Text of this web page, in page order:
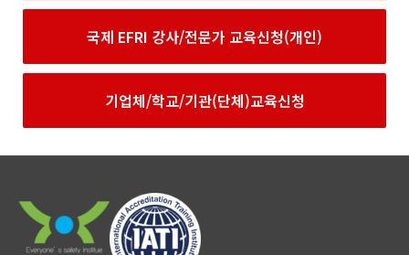
국제 EFRI 강사/전문가 교육신청(개인)
기업체/학교/기관(단체)교육신청